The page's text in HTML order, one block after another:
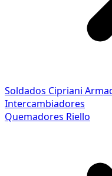
Soldados Cipriani
Intercambiadores
Quemadores Riello